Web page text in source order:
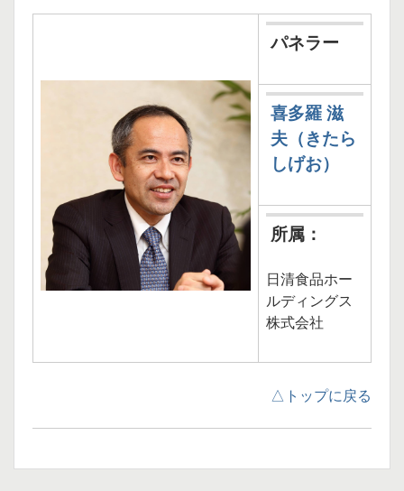
パネラー
喜多羅 滋
夫（きたら
しげお）
所属：
日清食品ホー
ルディングス
株式会社
△トップに戻る